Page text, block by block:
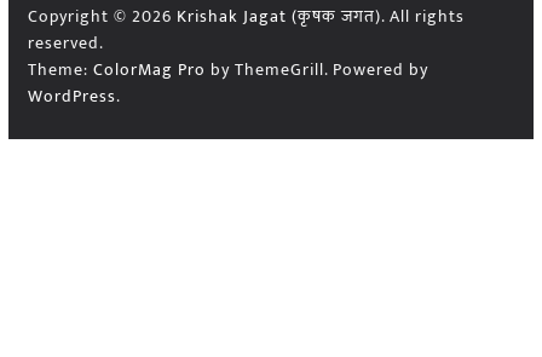
Copyright © 2026 Krishak Jagat (कृषक जगत). All rights
reserved.
Theme: ColorMag Pro by ThemeGrill. Powered by
WordPress.